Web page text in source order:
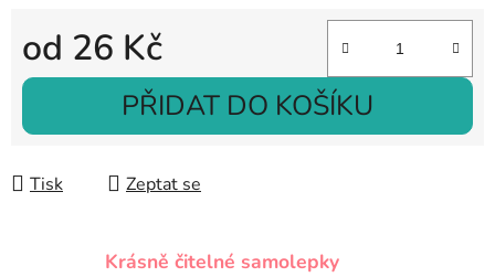
od 26 Kč
Měrná cena:
PŘIDAT DO KOŠÍKU
Tisk Zeptat se
Krásně čitelné samolepky